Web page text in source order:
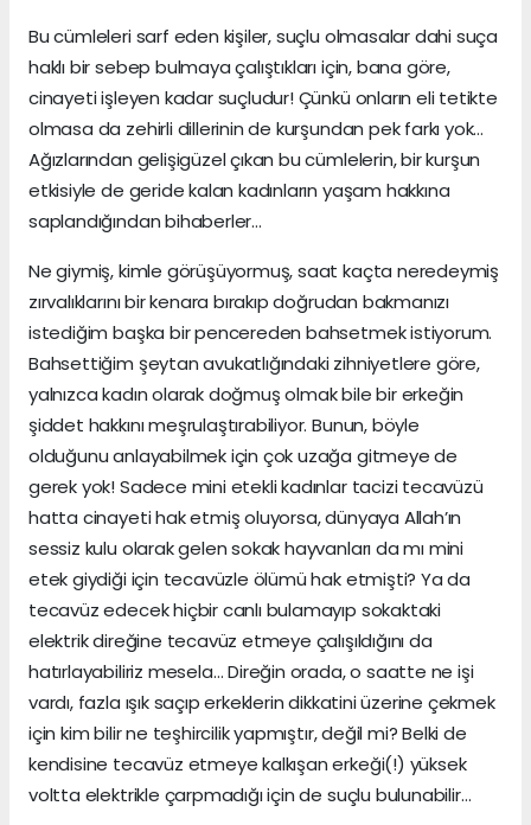
Bu cümleleri sarf eden kişiler, suçlu olmasalar dahi suça
haklı bir sebep bulmaya çalıştıkları için, bana göre,
cinayeti işleyen kadar suçludur! Çünkü onların eli tetikte
olmasa da zehirli dillerinin de kurşundan pek farkı yok…
Ağızlarından gelişigüzel çıkan bu cümlelerin, bir kurşun
etkisiyle de geride kalan kadınların yaşam hakkına
saplandığından bihaberler…
Ne giymiş, kimle görüşüyormuş, saat kaçta neredeymiş
zırvalıklarını bir kenara bırakıp doğrudan bakmanızı
istediğim başka bir pencereden bahsetmek istiyorum.
Bahsettiğim şeytan avukatlığındaki zihniyetlere göre,
yalnızca kadın olarak doğmuş olmak bile bir erkeğin
şiddet hakkını meşrulaştırabiliyor. Bunun, böyle
olduğunu anlayabilmek için çok uzağa gitmeye de
gerek yok! Sadece mini etekli kadınlar tacizi tecavüzü
hatta cinayeti hak etmiş oluyorsa, dünyaya Allah’ın
sessiz kulu olarak gelen sokak hayvanları da mı mini
etek giydiği için tecavüzle ölümü hak etmişti? Ya da
tecavüz edecek hiçbir canlı bulamayıp sokaktaki
elektrik direğine tecavüz etmeye çalışıldığını da
hatırlayabiliriz mesela… Direğin orada, o saatte ne işi
vardı, fazla ışık saçıp erkeklerin dikkatini üzerine çekmek
için kim bilir ne teşhircilik yapmıştır, değil mi? Belki de
kendisine tecavüz etmeye kalkışan erkeği(!) yüksek
voltta elektrikle çarpmadığı için de suçlu bulunabilir…